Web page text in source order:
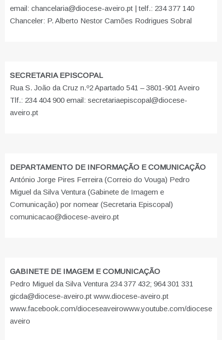
email: chancelaria@diocese-aveiro.pt | telf.: 234 377 140
Chanceler: P. Alberto Nestor Camões Rodrigues Sobral
SECRETARIA EPISCOPAL
Rua S. João da Cruz n.º2 Apartado 541 – 3801-901 Aveiro
Tlf.: 234 404 900 email: secretariaepiscopal@diocese-
aveiro.pt
DEPARTAMENTO DE INFORMAÇÃO E COMUNICAÇÃO
António Jorge Pires Ferreira (Correio do Vouga) Pedro
Miguel da Silva Ventura (Gabinete de Imagem e
Comunicação) por nomear (Secretaria Episcopal)
comunicacao@diocese-aveiro.pt
GABINETE DE IMAGEM E COMUNICAÇÃO
Pedro Miguel da Silva Ventura 234 377 432; 964 301 331
gicda@diocese-aveiro.pt www.diocese-aveiro.pt
www.facebook.com/dioceseaveirowww.youtube.com/diocese
aveiro